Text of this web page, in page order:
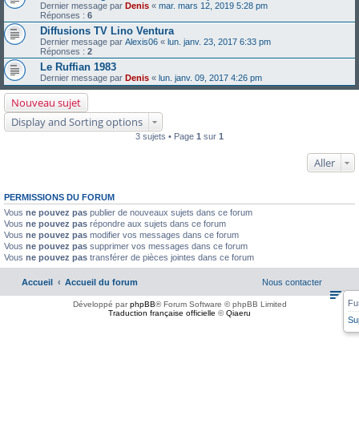
Dernier message par Denis « mar. mars 12, 2019 5:28 pm
Réponses : 6
Diffusions TV Lino Ventura
Dernier message par Alexis06 « lun. janv. 23, 2017 6:33 pm
Réponses : 2
Le Ruffian 1983
Dernier message par Denis « lun. janv. 09, 2017 4:26 pm
Nouveau sujet
Display and Sorting options
3 sujets • Page 1 sur 1
Aller
PERMISSIONS DU FORUM
Vous ne pouvez pas publier de nouveaux sujets dans ce forum
Vous ne pouvez pas répondre aux sujets dans ce forum
Vous ne pouvez pas modifier vos messages dans ce forum
Vous ne pouvez pas supprimer vos messages dans ce forum
Vous ne pouvez pas transférer de pièces jointes dans ce forum
Accueil Accueil du forum Nous contacter
Développé parphpBB® Forum Software © phpBB Limited
Traduction française officielle ©Qiaeru